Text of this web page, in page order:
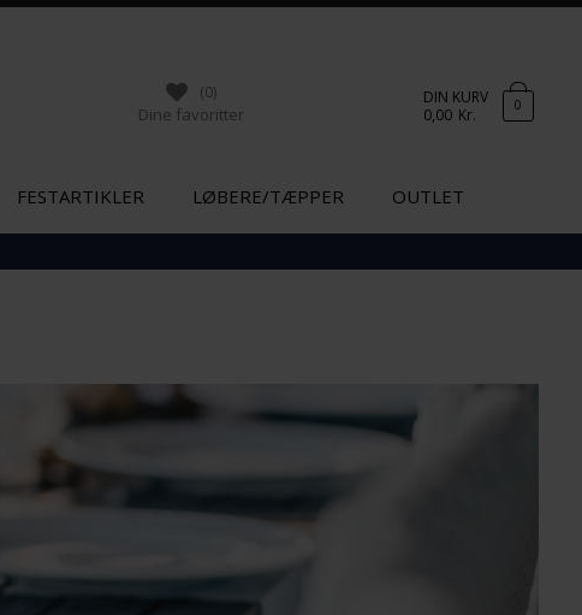
(0)
Dine favoritter
DIN KURV
0,00 Kr. 0
FESTARTIKLER LØBERE/TÆPPER OUTLET